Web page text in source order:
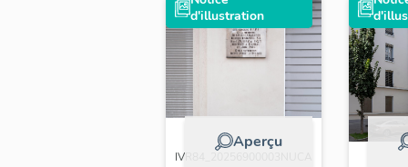
d'illustration
Aperçu
IVR84_20256900003NUCA